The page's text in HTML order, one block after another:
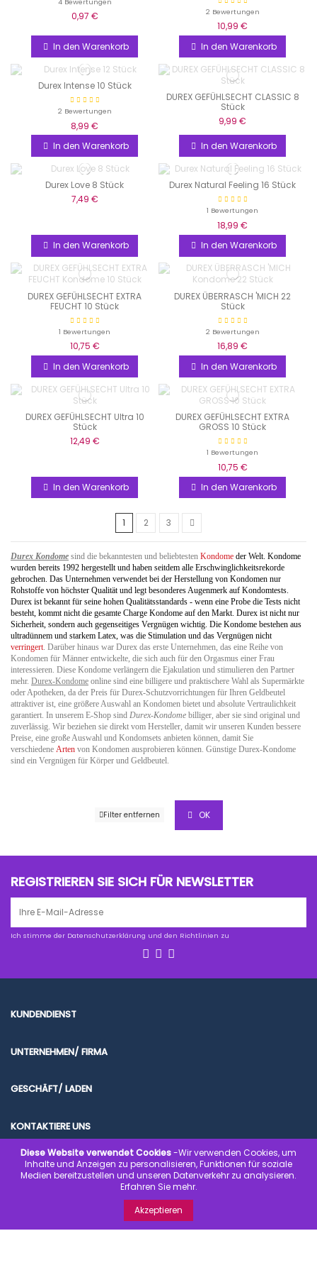
0,97 €
In den Warenkorb
2 Bewertungen
10,99 €
In den Warenkorb
Durex Intense 10 Stück
2 Bewertungen
8,99 €
In den Warenkorb
DUREX GEFÜHLSECHT CLASSIC 8
Stück
9,99 €
In den Warenkorb
Durex Love 8 Stück
7,49 €
In den Warenkorb
Durex Natural Feeling 16 Stück
1 Bewertungen
18,99 €
In den Warenkorb
DUREX GEFÜHLSECHT EXTRA
FEUCHT 10 Stück
1 Bewertungen
10,75 €
In den Warenkorb
DUREX ÜBERRASCH 'MICH 22
Stück
2 Bewertungen
16,89 €
In den Warenkorb
DUREX GEFÜHLSECHT Ultra 10
Stück
12,49 €
In den Warenkorb
DUREX GEFÜHLSECHT EXTRA
GROSS 10 Stück
1 Bewertungen
10,75 €
In den Warenkorb
1 2 3
Durex Kondome sind die bekanntesten und beliebtesten Kondome der Welt. Kondome
wurden bereits 1992 hergestellt und haben seitdem alle Erschwinglichkeitsrekorde
gebrochen. Das Unternehmen verwendet bei der Herstellung von Kondomen nur
Rohstoffe von höchster Qualität und legt besonderes Augenmerk auf Kondomtests.
Durex ist bekannt für seine hohen Qualitätsstandards - wenn eine Probe die Tests nicht
besteht, kommt nicht die gesamte Charge Kondome auf den Markt. Durex ist nicht nur
Sicherheit, sondern auch gegenseitiges Vergnügen wichtig. Die Kondome bestehen aus
ultradünnem und starkem Latex, was die Stimulation und das Vergnügen nicht
verringert . Darüber hinaus war Durex das erste Unternehmen, das eine Reihe von
Kondomen für Männer entwickelte, die sich auch für den Orgasmus einer Frau
interessieren. Diese Kondome verlängern die Ejakulation und stimulieren den Partner
mehr. Durex-Kondome online sind eine billigere und praktischere Wahl als Supermärkte
oder Apotheken, da der Preis für Durex-Schutzvorrichtungen für Ihren Geldbeutel
attraktiver ist, eine größere Auswahl an Kondomen bietet und absolute Vertraulichkeit
garantiert. In unserem E-Shop sind Durex-Kondome billiger, aber sie sind original und
zuverlässig. Wir beziehen sie direkt vom Hersteller, damit wir unseren Kunden bessere
Preise, eine große Auswahl und Kondomsets anbieten können, damit Sie
verschiedene Arten von Kondomen ausprobieren können. Günstige Durex-Kondome
sind ein Vergnügen für Körper und Geldbeutel.
Filter entfernen OK
REGISTRIEREN SIE SICH FÜR NEWSLETTER
Ich stimme der Datenschutzerklärung und den Richtlinien zu
KUNDENDIENST
UNTERNEHMEN/ FIRMA
GESCHÄFT/ LADEN
KONTAKTIERE UNS
© 2020 www.kondombilliger.de | SICHER EINKAUFEN. SICHER BEZAHLEN.
SCHNELL GELIEFERT.
Diese Website verwendet Cookies-Wir verwenden Cookies, um
Inhalte und Anzeigen zu personalisieren, Funktionen für soziale
Medien bereitzustellen und unseren Datenverkehr zu analysieren.
Erfahren Sie mehr.
Akzeptieren